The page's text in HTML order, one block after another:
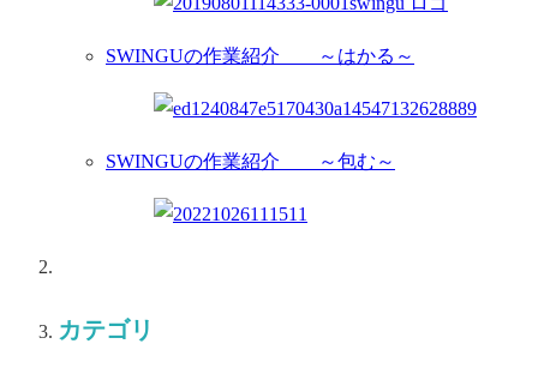
SWINGUの作業紹介 ～はかる～
SWINGUの作業紹介 ～包む～
カテゴリ